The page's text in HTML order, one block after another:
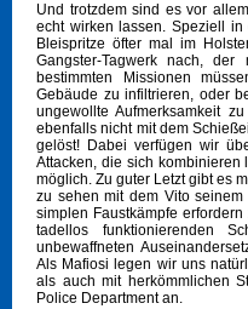
Und trotzdem sind es vor
echt wirken lassen. Speziell
Bleispritze öfter mal im
Gangster-Tagwerk nach,
bestimmten Missionen
Gebäude zu infiltrieren, oder
ungewollte Aufmerksamkeit
ebenfalls nicht mit dem
gelöst! Dabei verfügen wir
Attacken, die sich
möglich. Zu guter Letzt gibt es
zu sehen mit dem Vito
simplen Faustkämpfe
tadellos funktionierenden
unbewaffneten
Als Mafiosi legen wir uns
als auch mit herkömmlichen
Police Department an.